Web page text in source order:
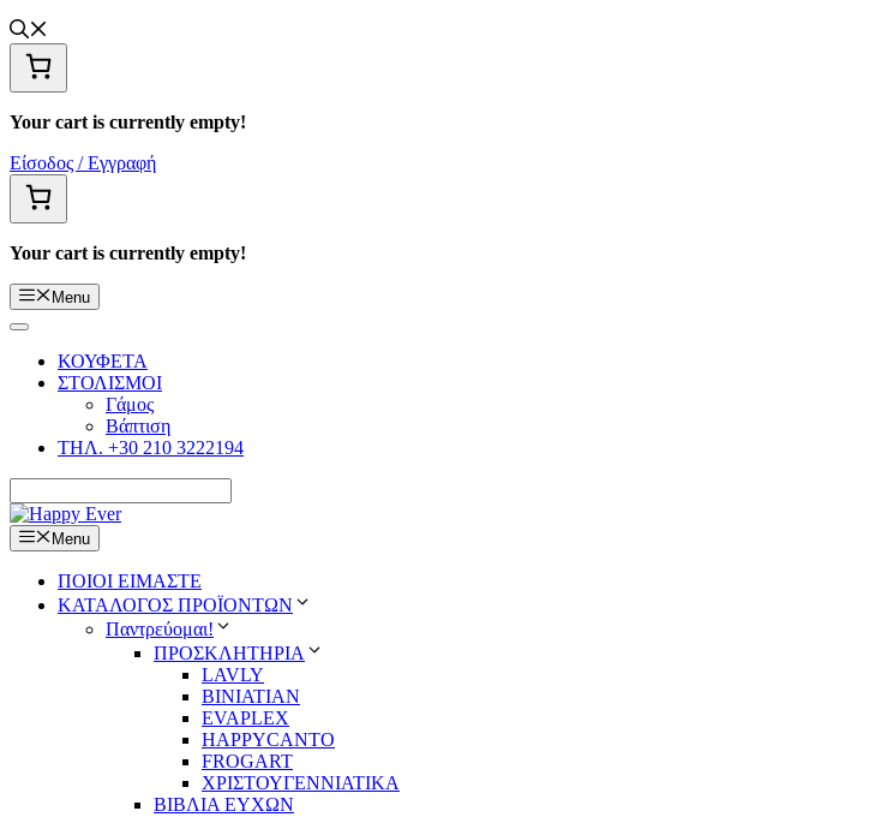
Your cart is currently empty!
Είσοδος / Εγγραφή
Your cart is currently empty!
Menu
ΚΟΥΦΕΤΑ
ΣΤΟΛΙΣΜΟΙ
Γάμος
Βάπτιση
ΤΗΛ. +30 210 3222194
Menu
ΠΟΙΟΙ ΕΙΜΑΣΤΕ
ΚΑΤΑΛΟΓΟΣ ΠΡΟΪΟΝΤΩΝ
Παντρεύομαι!
ΠΡΟΣΚΛΗΤΗΡΙΑ
LAVLY
BINIATIAN
EVAPLEX
HAPPYCANTO
FROGART
ΧΡΙΣΤΟΥΓΕΝΝΙΑΤΙΚΑ
ΒΙΒΛΙΑ ΕΥΧΩΝ